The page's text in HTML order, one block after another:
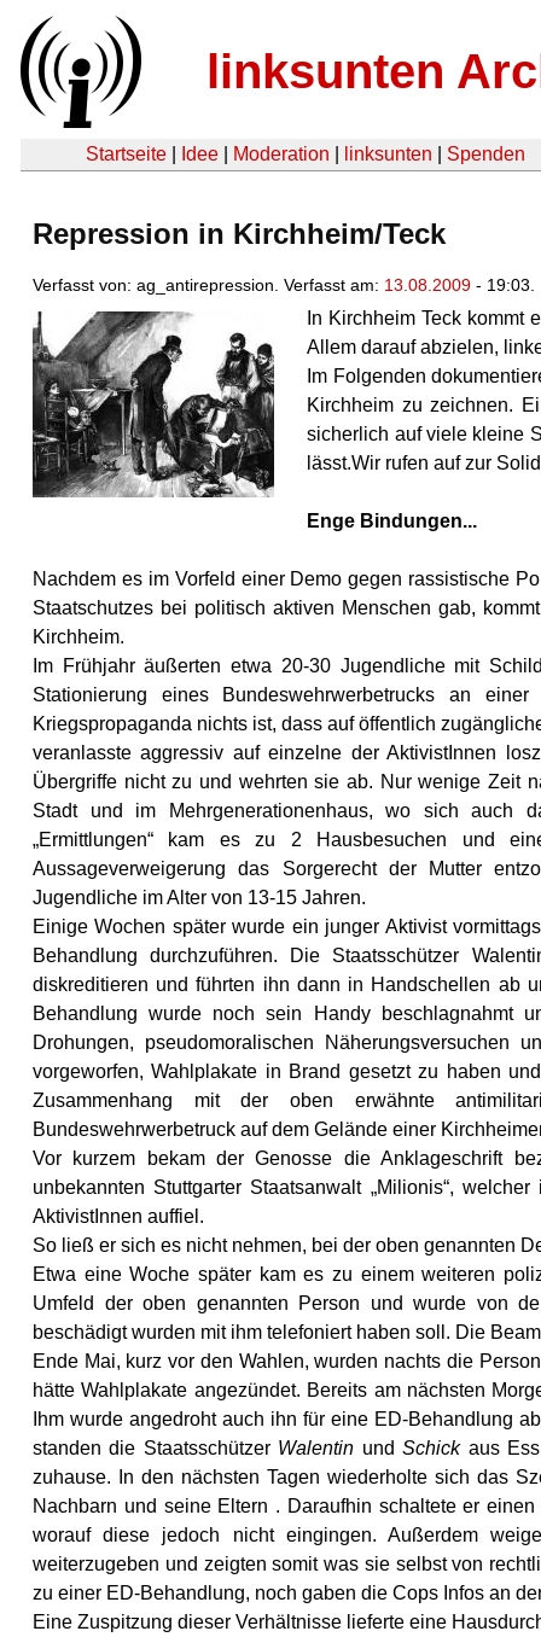
linksunten
Startseite Idee Moderation linksunten Spenden
Repression in Kirchheim/Teck
Verfasst von: ag_antirepression. Verfasst am: 13.08.2009 - 19:03.
In Kirchheim Teck kommt
Allem darauf abzielen,
Im Folgenden
Kirchheim zu zeichnen.
sicherlich auf viele kleine
lässt.Wir rufen auf zur
Enge Bindungen...
Nachdem es im Vorfeld einer Demo gegen rassistische
Staatschutzes bei politisch aktiven Menschen gab,
Kirchheim.
Im Frühjahr äußerten etwa 20-30 Jugendliche mit
Stationierung eines Bundeswehrwerbetrucks an
Kriegspropaganda nichts ist, dass auf öffentlich
veranlasste aggressiv auf einzelne der AktivistInnen
Übergriffe nicht zu und wehrten sie ab. Nur wenige Zeit
Stadt und im Mehrgenerationenhaus, wo sich auch
„Ermittlungen“ kam es zu 2 Hausbesuchen und
Aussageverweigerung das Sorgerecht der Mutter
Jugendliche im Alter von 13-15 Jahren.
Einige Wochen später wurde ein junger Aktivist
Behandlung durchzuführen. Die Staatsschützer
diskreditieren und führten ihn dann in Handschellen ab
Behandlung wurde noch sein Handy beschlagnahmt
Drohungen, pseudomoralischen Näherungsversuchen
vorgeworfen, Wahlplakate in Brand gesetzt zu haben
Zusammenhang mit der oben erwähnte
Bundeswehrwerbetruck auf dem Gelände einer
Vor kurzem bekam der Genosse die Anklageschrift
unbekannten Stuttgarter Staatsanwalt „Milionis“,
AktivistInnen auffiel.
So ließ er sich es nicht nehmen, bei der oben genannten
Etwa eine Woche später kam es zu einem weiteren
Umfeld der oben genannten Person und wurde von
beschädigt wurden mit ihm telefoniert haben soll. Die
Ende Mai, kurz vor den Wahlen, wurden nachts die
hätte Wahlplakate angezündet. Bereits am nächsten
Ihm wurde angedroht auch ihn für eine ED-Behandlung
standen die Staatsschützer Walentin undSchickaus
zuhause. In den nächsten Tagen wiederholte sich das
Nachbarn und seine Eltern . Daraufhin schaltete er
worauf diese jedoch nicht eingingen. Außerdem
weiterzugeben und zeigten somit was sie selbst von
zu einer ED-Behandlung, noch gaben die Cops Infos an
Eine Zuspitzung dieser Verhältnisse lieferte eine